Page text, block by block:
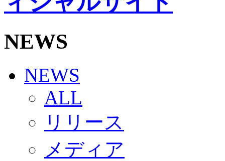
HOMEGAME
観戦ルール＆マナー
Jリーグ運営管理規定
写真・動画使用ガイドライン
SCHEDULE
2026/27
練習見学時のファンサービスについて
TICKET
奈良クラブ明治安田J3リーグ2026/27シーズン試
奈良クラブ明治安田Ｊ3リーグ 2026/27シーズン「
観戦ルール＆マナー
2026/27ファンコミュニティ
サポートショップ
NEWS
NEWS
ALL
リリース
メディア